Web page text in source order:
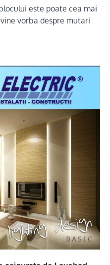
este poate cea mai
vorba despre mutari